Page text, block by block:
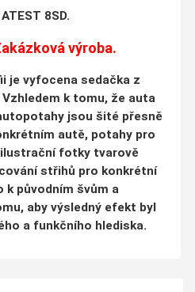
8SD.
výroba.
je vyfocena sedačka z
k tomu, že auta
jsou šité přesně
autě, potahy pro
fotky tvarově
střihů pro konkrétní
k původním švům a
aby výsledný efekt byl
a funkčního hlediska.